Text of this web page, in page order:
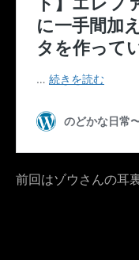
前回はゾウさんの耳